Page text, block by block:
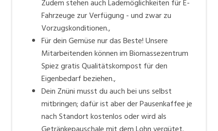
Zudem stehen auch Lademöglichkeiten für E-
Fahrzeuge zur Verfügung - und zwar zu
Vorzugskonditionen.,
Für dein Gemüse nur das Beste! Unsere
Mitarbeitenden können im Biomassezentrum
Spiez gratis Qualitätskompost für den
Eigenbedarf beziehen.,
Dein Znüni musst du auch bei uns selbst
mitbringen; dafür ist aber der Pausenkaffee je
nach Standort kostenlos oder wird als